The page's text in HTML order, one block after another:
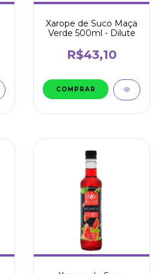
Xarope de Suco Maça
Verde 500ml - Dilute
R$43,10